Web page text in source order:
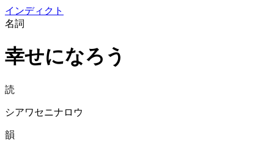
インディクト
名詞
幸せになろう
読
シアワセニナロウ
韻